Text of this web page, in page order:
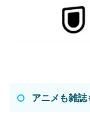
アニメも雑